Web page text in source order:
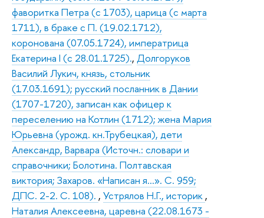
фаворитка Петра (с 1703), царица (с марта
1711), в браке с П. (19.02.1712),
коронована (07.05.1724), императрица
Екатерина I (с 28.01.1725)., Долгоруков
Василий Лукич, князь, стольник
(17.03.1691); русский посланник в Дании
(1707-1720), записан как офицер к
переселению на Котлин (1712); жена Мария
Юрьевна (урожд. кн.Трубецкая), дети
Александр, Варвара (Источн.: словари и
справочники; Болотина. Полтавская
виктория; Захаров. «Написан я…». С. 959;
ДПС. 2-2. С. 108). , Устрялов Н.Г., историк ,
Наталия Алексеевна, царевна (22.08.1673 -